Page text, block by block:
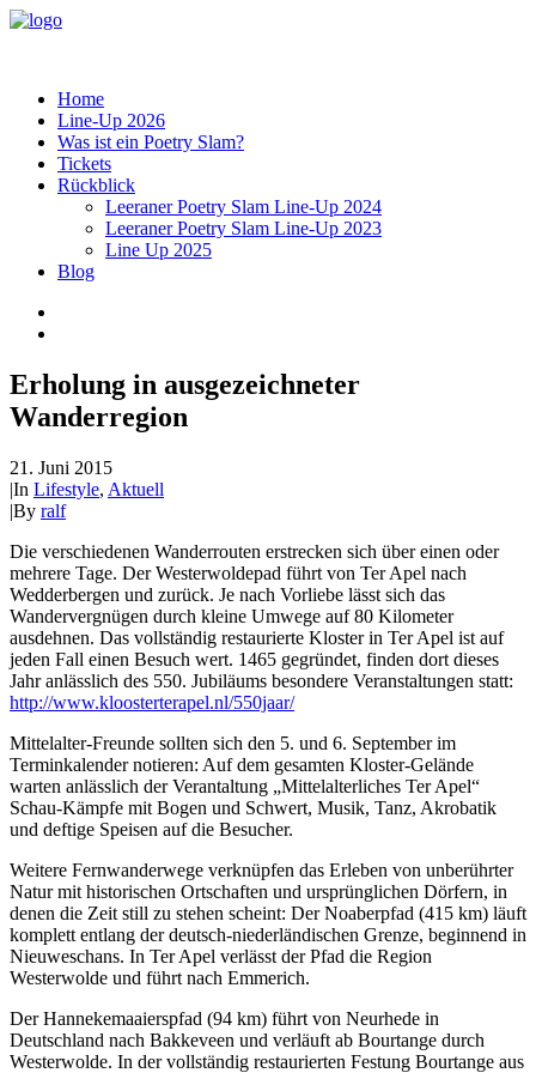
Home
Line-Up 2026
Was ist ein Poetry Slam?
Tickets
Rückblick
Leeraner Poetry Slam Line-Up 2024
Leeraner Poetry Slam Line-Up 2023
Line Up 2025
Blog
Erholung in ausgezeichneter
Wanderregion
21. Juni 2015
|In Lifestyle, Aktuell
|By ralf
Die verschiedenen Wanderrouten erstrecken sich über einen oder
mehrere Tage. Der Westerwoldepad führt von Ter Apel nach
Wedderbergen und zurück. Je nach Vorliebe lässt sich das
Wandervergnügen durch kleine Umwege auf 80 Kilometer
ausdehnen. Das vollständig restaurierte Kloster in Ter Apel ist auf
jeden Fall einen Besuch wert. 1465 gegründet, finden dort dieses
Jahr anlässlich des 550. Jubiläums besondere Veranstaltungen statt:
http://www.kloosterterapel.nl/550jaar/
Mittelalter-Freunde sollten sich den 5. und 6. September im
Terminkalender notieren: Auf dem gesamten Kloster-Gelände
warten anlässlich der Verantaltung „Mittelalterliches Ter Apel“
Schau-Kämpfe mit Bogen und Schwert, Musik, Tanz, Akrobatik
und deftige Speisen auf die Besucher.
Weitere Fernwanderwege verknüpfen das Erleben von unberührter
Natur mit historischen Ortschaften und ursprünglichen Dörfern, in
denen die Zeit still zu stehen scheint: Der Noaberpfad (415 km) läuft
komplett entlang der deutsch-niederländischen Grenze, beginnend in
Nieuweschans. In Ter Apel verlässt der Pfad die Region
Westerwolde und führt nach Emmerich.
Der Hannekemaaierspfad (94 km) führt von Neurhede in
Deutschland nach Bakkeveen und verläuft ab Bourtange durch
Westerwolde. In der vollständig restaurierten Festung Bourtange aus